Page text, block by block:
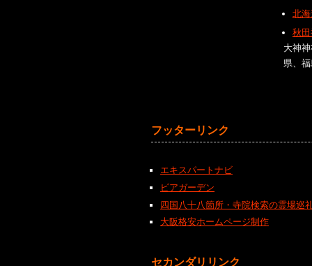
北
秋
大神
県、
フッターリンク
エキスパートナビ
ビアガーデン
四国八十八箇所・寺院検索の霊場巡
大阪格安ホームページ制作
セカンダリリンク